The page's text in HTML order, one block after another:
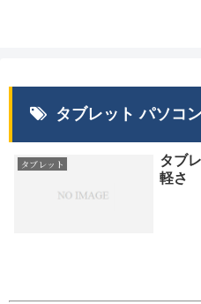
タブレット パソコ
タブレット
タブ
軽さ